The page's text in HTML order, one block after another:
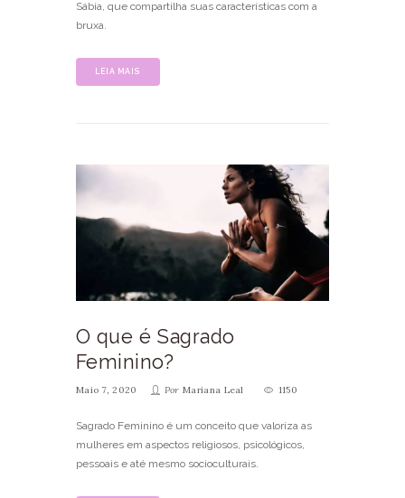
Sábia, que compartilha suas características com a
bruxa.
LEIA MAIS
O que é Sagrado
Feminino?
Maio 7, 2020 PorMariana Leal 1150
Sagrado Feminino é um conceito que valoriza as
mulheres em aspectos religiosos, psicológicos,
pessoais e até mesmo socioculturais.